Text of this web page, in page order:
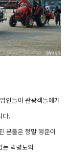
인들이 관광객들에게
다.
분들은 정말 행운이
는 백령도의